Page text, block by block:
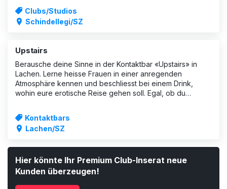
unvergessliches Abenteuer mit ein
Clubs/Studios
Schindellegi/SZ
Upstairs
Berausche deine Sinne in der Kontaktbar «Upstairs» in
Lachen. Lerne heisse Frauen in einer anregenden
Atmosphäre kennen und beschliesst bei einem Drink,
wohin eure erotische Reise gehen soll. Egal, ob du
Hemmungen fallen lassen möchtest – die Girls wis
Kontaktbars
Lachen/SZ
Hier könnte Ihr Premium Club-Inserat neue
Kunden überzeugen!